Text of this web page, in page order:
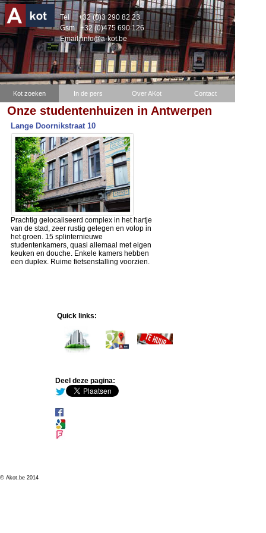
Tel+32 (0)3 290 82 23
Gsm +32 (0)475 690 126
Email:info@a-kot.be
Kot zoeken In de pers Over AKot Contact
Onze studentenhuizen in Antwerpen
Lange Doornikstraat 10
Prachtig gelocaliseerd complex in het hartje
van de stad, zeer rustig gelegen en volop in
het groen. 15 splinternieuwe
studentenkamers, quasi allemaal met eigen
keuken en douche. Enkele kamers hebben
een duplex. Ruime fietsenstalling voorzien.
Quick links:
Deel deze pagina:
© Akot.be 2014